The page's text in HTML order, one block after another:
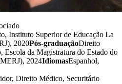
Instituto Superior de Educação La
2020Pós-graduaçãoDireito
Escola da Magistratura do Estado do
2024IdiomasEspanhol,
Direito Médico, Securitário